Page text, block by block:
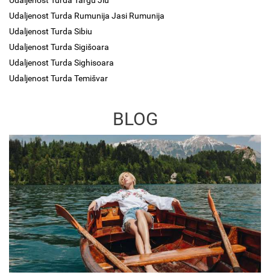
Udaljenost Turda Rumunija Jasi Rumunija
Udaljenost Turda Sibiu
Udaljenost Turda Sigišoara
Udaljenost Turda Sighisoara
Udaljenost Turda Temišvar
BLOG